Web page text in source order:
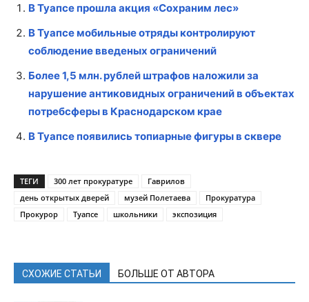
В Туапсе прошла акция «Сохраним лес»
В Туапсе мобильные отряды контролируют
соблюдение введеных ограничений
Более 1,5 млн. рублей штрафов наложили за
нарушение антиковидных ограничений в объектах
потребсферы в Краснодарском крае
В Туапсе появились топиарные фигуры в сквере
ТЕГИ 300 лет прокуратуре
Гаврилов
день открытых дверей
музей Полетаева
Прокуратура
Прокурор
Туапсе школьники экспозиция
СХОЖИЕ СТАТЬИ БОЛЬШЕ ОТ АВТОРА